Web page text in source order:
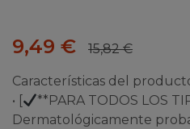
9,49 € 15,82€
Características del
• [
**PARA TODOS LOS
Dermatológicamente